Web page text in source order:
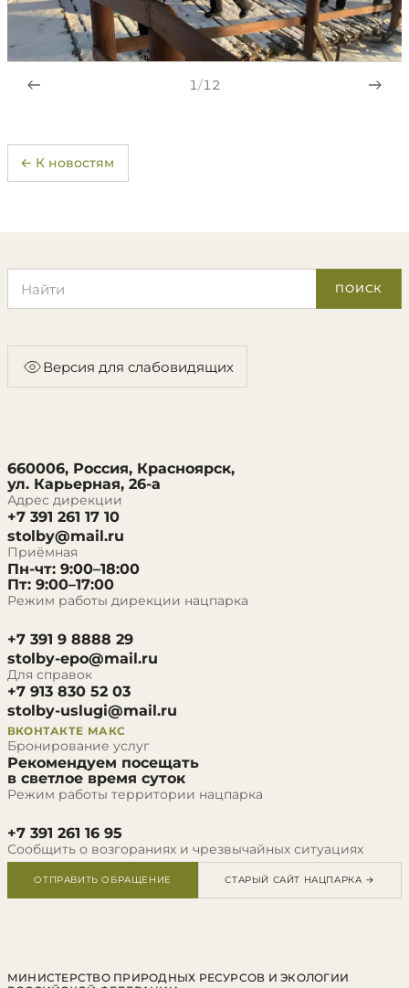
1/12
← К новостям
ПОИСК
Версия для слабовидящих
660006, Россия, Красноярск,
ул. Карьерная, 26-а
Адрес дирекции
+7 391 261 17 10
stolby@mail.ru
Приёмная
Пн-чт: 9:00–18:00
Пт: 9:00–17:00
Режим работы дирекции нацпарка
+7 391 9 8888 29
stolby-epo@mail.ru
Для справок
+7 913 830 52 03
stolby-uslugi@mail.ru
ВКОНТАКТЕ МАКС
Бронирование услуг
Рекомендуем посещать
в светлое время суток
Режим работы территории нацпарка
+7 391 261 16 95
Сообщить о возгораниях и чрезвычайных ситуациях
ОТПРАВИТЬ ОБРАЩЕНИЕ СТАРЫЙ САЙТ НАЦПАРКА →
МИНИСТЕРСТВО ПРИРОДНЫХ РЕСУРСОВ И ЭКОЛОГИИ